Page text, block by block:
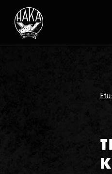
Siirry sisältöön